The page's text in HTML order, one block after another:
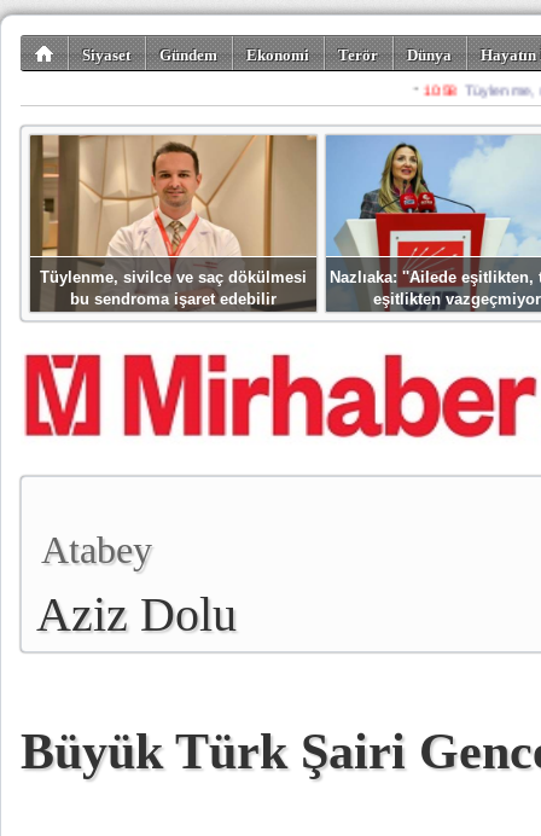
Siyaset Gündem Ekonomi Terör Dünya
Spor Misafir
Tüylenme, sivilce ve saç dökülmesi
bu sendroma işaret edebilir
Nazlıaka: ''Ailede eşitlikten,
eşitlikten
Atabey
Aziz Dolu
Büyük Türk Şairi